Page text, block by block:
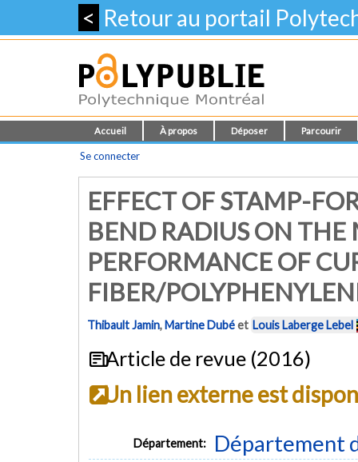
< Retour au portail
Accueil À propos Déposer Parcourir
Se connecter
EFFECT OF STAMP-
BEND RADIUS ON
PERFORMANCE OF
FIBER/
Thibault Jamin,Martine Dubéet Louis Laberge Lebel
Article de revue (2016)
Un lien externe est
Département: Département